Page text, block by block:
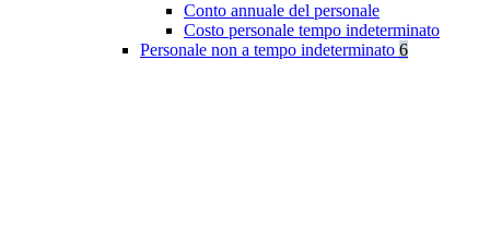
Conto annuale del personale
Costo personale tempo indeterminato
Personale non a tempo indeterminato 6